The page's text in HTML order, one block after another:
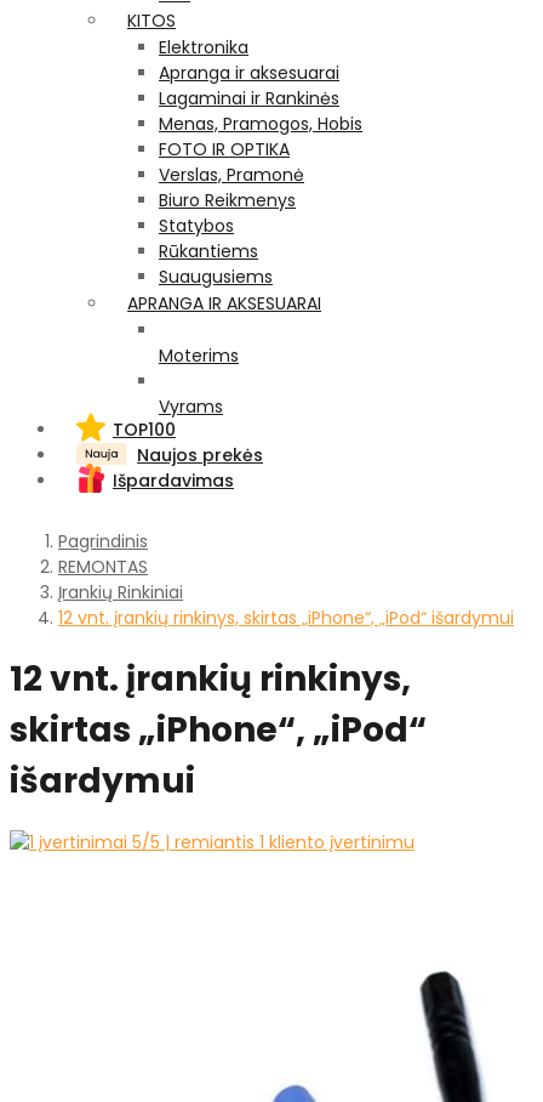
KITOS
Elektronika
Apranga ir aksesuarai
Lagaminai ir Rankinės
Menas, Pramogos, Hobis
FOTO IR OPTIKA
Verslas, Pramonė
Biuro Reikmenys
Statybos
Rūkantiems
Suaugusiems
APRANGA IR AKSESUARAI
Moterims
Vyrams
TOP100
Naujos prekės
Išpardavimas
Pagrindinis
REMONTAS
Įrankių Rinkiniai
12 vnt. įrankių rinkinys, skirtas „iPhone“, „iPod“ išardymui
12 vnt. įrankių rinkinys,
skirtas „iPhone“, „iPod“
išardymui
5/5 | remiantis 1 kliento įvertinimu